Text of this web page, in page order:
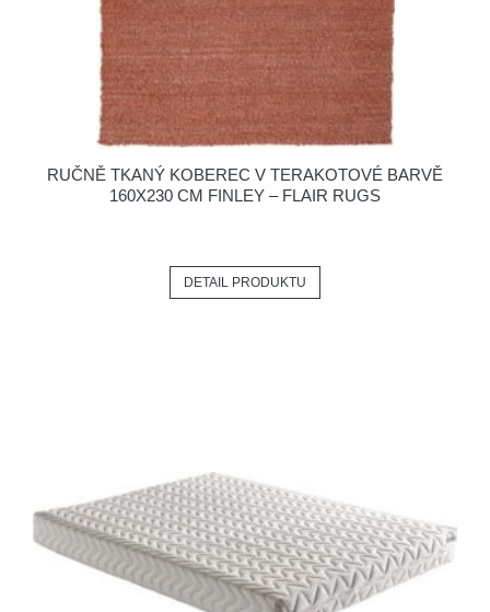
RUČNĚ TKANÝ KOBEREC V TERAKOTOVÉ BARVĚ
160X230 CM FINLEY – FLAIR RUGS
DETAIL PRODUKTU